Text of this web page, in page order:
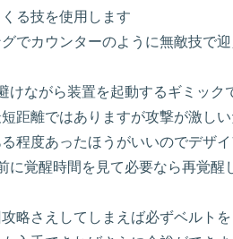
る技を使用します
でカウンターのように無敵技で
けながら装置を起動するギミッ
距離ではありますが攻撃が激し
程度あったほうがいいのでデザ
に覚醒時間を見て必要なら再覚醒
略さえしてしまえば必ずベルト